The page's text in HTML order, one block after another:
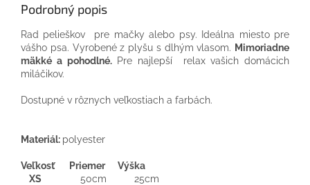
Podrobný popis
Rad pelieškov pre mačky alebo psy. Ideálna miesto pre
vášho psa. Vyrobené z plyšu s dlhým vlasom. Mimoriadne
mäkké a pohodlné.Pre najlepší relax vašich domácich
miláčikov.
Dostupné v rôznych veľkostiach a farbách.
Materiál: polyester
Veľkosť PriemerVýška
XS 50cm 25cm